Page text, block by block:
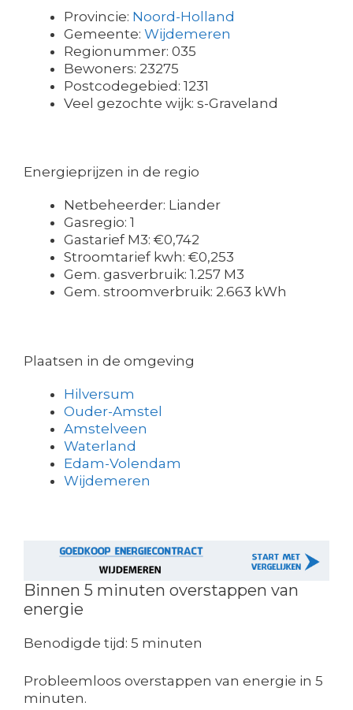
Provincie: Noord-Holland
Gemeente: Wijdemeren
Regionummer: 035
Bewoners: 23275
Postcodegebied: 1231
Veel gezochte wijk: s-Graveland
Energieprijzen in de regio
Netbeheerder: Liander
Gasregio: 1
Gastarief M3: €0,742
Stroomtarief kwh: €0,253
Gem. gasverbruik: 1.257 M3
Gem. stroomverbruik: 2.663 kWh
Plaatsen in de omgeving
Hilversum
Ouder-Amstel
Amstelveen
Waterland
Edam-Volendam
Wijdemeren
Binnen 5 minuten overstappen van
energie
Benodigde tijd: 5 minuten
Probleemloos overstappen van energie in 5
minuten.